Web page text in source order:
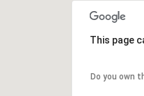
This page
Do you own